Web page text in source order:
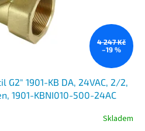
4 247 Kč
–19 %
1901-KB DA, 24VAC, 2/2,
1901-KBNI010-500-24AC
Skladem